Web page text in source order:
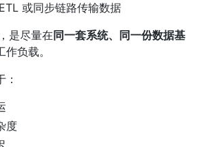
或同步链路传输数据
是尽量在 同一套系统、同一份数据基
负载。
度